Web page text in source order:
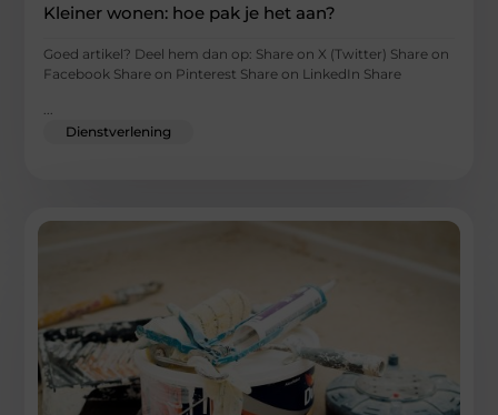
Kleiner wonen: hoe pak je het aan?
Goed artikel? Deel hem dan op: Share on X (Twitter) Share on
Facebook Share on Pinterest Share on LinkedIn Share
Dienstverlening